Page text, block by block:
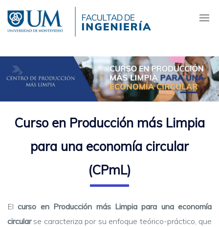
contenido
principal
Curso en Producción más Limpia
para una economía circular
(CPmL)
Elcurso en Producción más Limpia para una economía
circularse caracteriza por su enfoque teórico-práctico, que